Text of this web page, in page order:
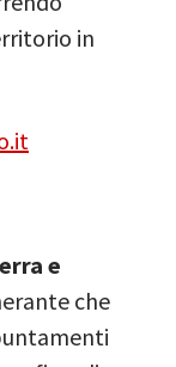
in
e
che